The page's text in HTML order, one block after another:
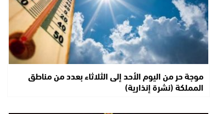
موجة حر من اليوم الأحد إلى الثلاثاء بعدد من مناطق
المملكة (نشرة إنذارية)